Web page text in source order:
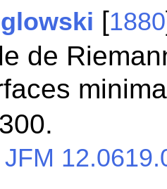
[1880
de
JFM